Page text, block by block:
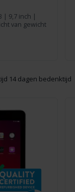
| 9,7 inch |
van gewicht
14 dagen bedenktijd